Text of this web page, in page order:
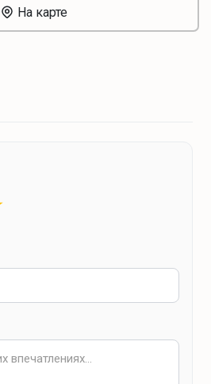
водолечения, гидромассажные
ванны, контрастные души,
детская площадка, залы
работают творческие кружки.
по различным
выбор детского отдыха
На карте